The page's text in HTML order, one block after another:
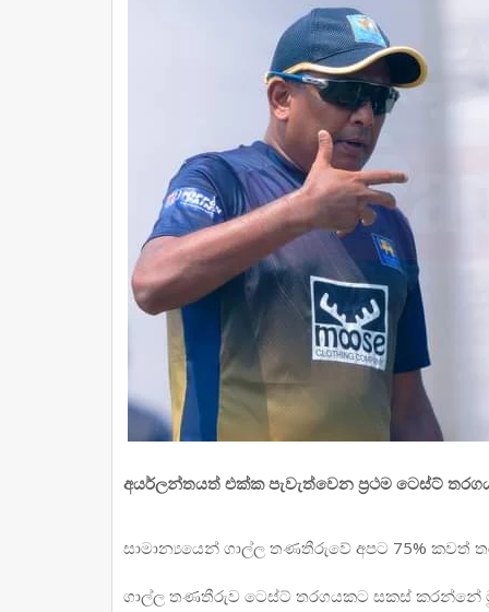
අයර්ලන්තයත් එක්ක පැවැත්වෙන ප්‍රථම ටෙස්ට්
සාමාන්‍යයෙන් ගාල්ල තණතීරුවේ අපට 75% කවත්
ගාල්ල තණතීරුව ටෙස්ට් තරගයකට සකස් කරන්නේ